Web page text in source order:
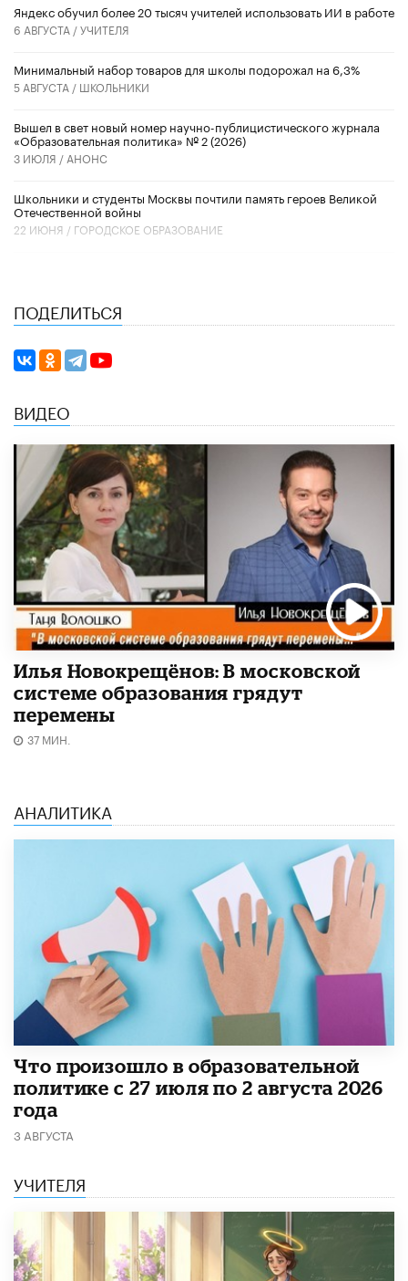
​Яндекс обучил более 20 тысяч учителей использовать ИИ в работе
6 АВГУСТА /УЧИТЕЛЯ
Минимальный набор товаров для школы подорожал на 6,3%
5 АВГУСТА / ШКОЛЬНИКИ
Вышел в свет новый номер научно-публицистического журнала
«Образовательная политика» № 2 (2026)
3 ИЮЛЯ / АНОНС
Школьники и студенты Москвы почтили память героев Великой
Отечественной войны
22 ИЮНЯ / ГОРОДСКОЕ ОБРАЗОВАНИЕ
ПОДЕЛИТЬСЯ
ВИДЕО
Илья Новокрещёнов: В московской
системе образования грядут
перемены
37 МИН.
АНАЛИТИКА
​Что произошло в образовательной
политике с 27 июля по 2 августа 2026
года
3 АВГУСТА
УЧИТЕЛЯ